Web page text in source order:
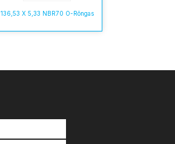
136,53 X 5,33 NBR70 O-Rõngas